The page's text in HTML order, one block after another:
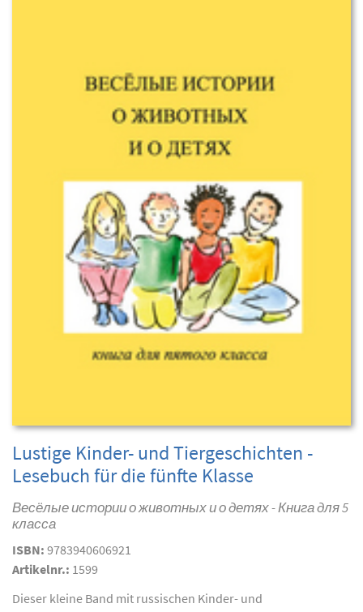
Lustige Kinder- und Tiergeschichten -
Lesebuch für die fünfte Klasse
Весёлые истории о животных и о детях - Книга для 5
класса
ISBN: 9783940606921
Artikelnr.: 1599
Dieser kleine Band mit russischen Kinder- und